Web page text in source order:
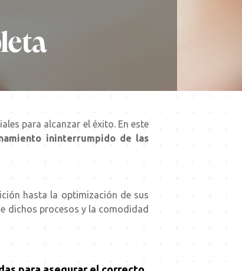
para alcanzar el éxito. En este
ininterrumpido de las
hasta la optimización de sus
dichos procesos y la comodidad